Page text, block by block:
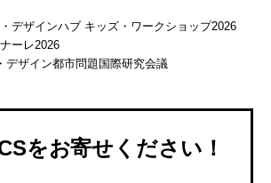
デザインハブ キッズ・ワークショップ2026
ーレ2026
デザイン都市問題国際研究会議
をお寄せください！